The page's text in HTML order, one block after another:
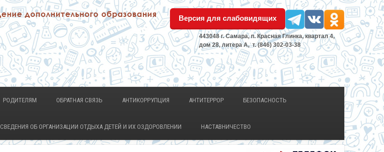
Версия для слабовидящих
443048 г. Самара, п. Красная Глинка, квартал 4,
дом 28, литера А, т. (846) 302-03-38
РОДИТЕЛЯМ ОБРАТНАЯ СВЯЗЬ АНТИКОРРУПЦИЯ АНТИТЕРРОР БЕЗОПАСНОСТЬ
СВЕДЕНИЯ ОБ ОРГАНИЗАЦИИ ОТДЫХА ДЕТЕЙ И ИХ ОЗДОРОВЛЕНИИ НАСТАВНИЧЕСТВО